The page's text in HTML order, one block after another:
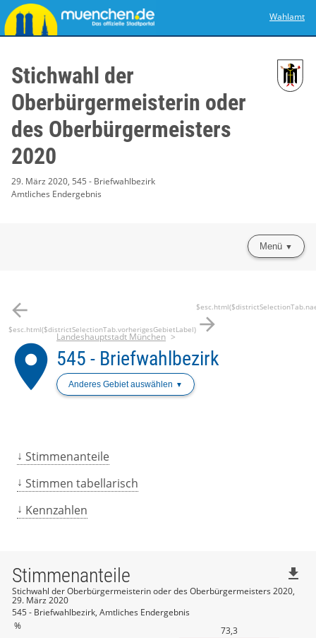
Wahlamt
Stichwahl der
Oberbürgermeisterin oder
des Oberbürgermeisters
2020
29. März 2020, 545 - Briefwahlbezirk
Amtliches Endergebnis
Menü
arrow_back
$esc.html($districtSelectionTab.vorherigesGebietLabel) arrow_forward
place
Landeshauptstadt München
545 - Briefwahlbezirk
Anderes Gebiet auswählen
Stimmenanteile
Stimmen tabellarisch
Kennzahlen
% 73,3
Stimmenanteile
Stichwahl der Oberbürgermeisterin oder des Oberbürgermeisters 2020,
29. März 2020
545 - Briefwahlbezirk, Amtliches Endergebnis
file_download